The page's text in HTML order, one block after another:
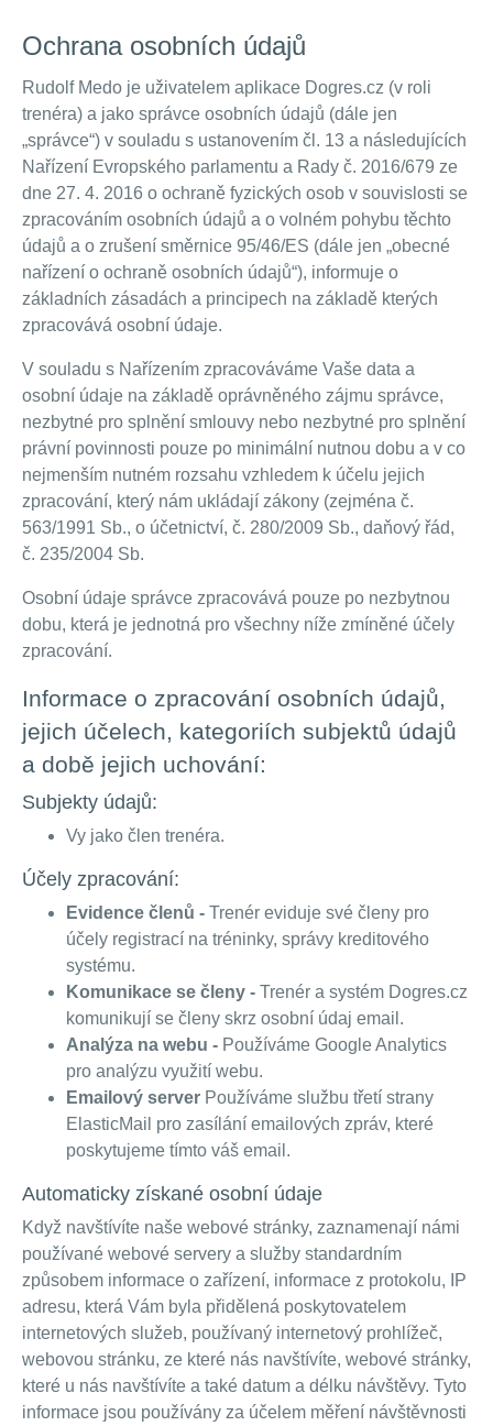
Ochrana osobních údajů
Rudolf Medo je uživatelem aplikace Dogres.cz (v roli
trenéra) a jako správce osobních údajů (dále jen
„správce“) v souladu s ustanovením čl. 13 a následujících
Nařízení Evropského parlamentu a Rady č. 2016/679 ze
dne 27. 4. 2016 o ochraně fyzických osob v souvislosti se
zpracováním osobních údajů a o volném pohybu těchto
údajů a o zrušení směrnice 95/46/ES (dále jen „obecné
nařízení o ochraně osobních údajů“), informuje o
základních zásadách a principech na základě kterých
zpracovává osobní údaje.
V souladu s Nařízením zpracováváme Vaše data a
osobní údaje na základě oprávněného zájmu správce,
nezbytné pro splnění smlouvy nebo nezbytné pro splnění
právní povinnosti pouze po minimální nutnou dobu a v co
nejmenším nutném rozsahu vzhledem k účelu jejich
zpracování, který nám ukládají zákony (zejména č.
563/1991 Sb., o účetnictví, č. 280/2009 Sb., daňový řád,
č. 235/2004 Sb.
Osobní údaje správce zpracovává pouze po nezbytnou
dobu, která je jednotná pro všechny níže zmíněné účely
zpracování.
Informace o zpracování osobních údajů,
jejich účelech, kategoriích subjektů údajů
a době jejich uchování:
Subjekty údajů:
Vy jako člen trenéra.
Účely zpracování:
Evidence členů - Trenér eviduje své členy pro
účely registrací na tréninky, správy kreditového
systému.
Komunikace se členy - Trenér a systém Dogres.cz
komunikují se členy skrz osobní údaj email.
Analýza na webu - Používáme Google Analytics
pro analýzu využití webu.
Emailový server Používáme službu třetí strany
ElasticMail pro zasílání emailových zpráv, které
poskytujeme tímto váš email.
Automaticky získané osobní údaje
Když navštívíte naše webové stránky, zaznamenají námi
používané webové servery a služby standardním
způsobem informace o zařízení, informace z protokolu, IP
adresu, která Vám byla přidělená poskytovatelem
internetových služeb, používaný internetový prohlížeč,
webovou stránku, ze které nás navštívíte, webové stránky,
které u nás navštívíte a také datum a délku návštěvy. Tyto
informace jsou používány za účelem měření návštěvnosti